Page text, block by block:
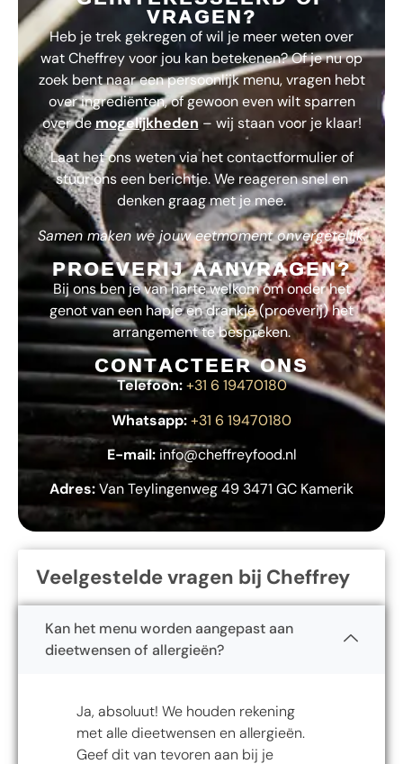
VRAGEN?
Heb je trek gekregen of wil je meer weten over
watCheffreyvoor jou kan betekenen? Of je nu op
zoek bent naar een persoonlijk menu, vragen hebt
over ingrediënten, of gewoon even wilt sparren
over demogelijkheden – wij staan voor je klaar!
Laat het ons weten via het contactformulier of
stuur ons een berichtje. We reageren snel en
denken graag met je mee.
Samen maken we jouw eetmoment onvergetelijk.
PROEVERIJ AANVRAGEN?
Bij ons ben je van harte welkom om onder het
genot van een hapje en drankje (proeverij) het
arrangement te bespreken.
CONTACTEER ONS
Telefoon: +31 6 19470180
Whatsapp:+31 6 19470180
E-mail: info@cheffreyfood.nl
Adres:Van Teylingenweg 49 3471 GC Kamerik
Veelgestelde vragen bij Cheffrey
Kan het menu worden aangepast aan
dieetwensen of allergieën?
Ja, absoluut! We houden rekening
met alle dieetwensen en allergieën.
Geef dit van tevoren aan bij je